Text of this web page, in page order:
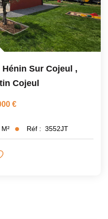
Sur Cojeul ,
Cojeul
€
M² Réf : 3552JT